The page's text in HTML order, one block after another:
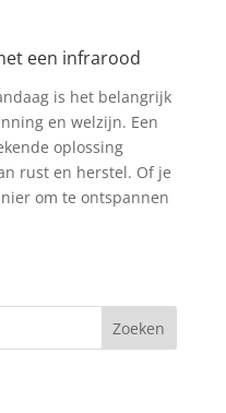
een infrarood
is het belangrijk
en welzijn. Een
oplossing
rust en herstel. Of je
om te ontspannen